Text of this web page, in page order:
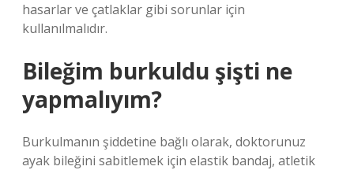
hasarlar ve çatlaklar gibi sorunlar için
kullanılmalıdır.
Bileğim burkuldu şişti ne
yapmalıyım?
Burkulmanın şiddetine bağlı olarak, doktorunuz
ayak bileğini sabitlemek için elastik bandaj, atletik